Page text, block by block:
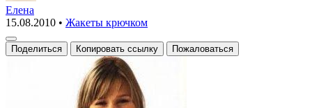
с
карманами
Елена
15.08.2010 • Жакеты крючком
Поделиться Копировать ссылку Пожаловаться